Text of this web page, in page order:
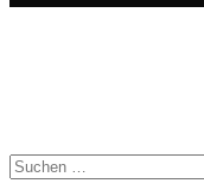
Suchen
nach: